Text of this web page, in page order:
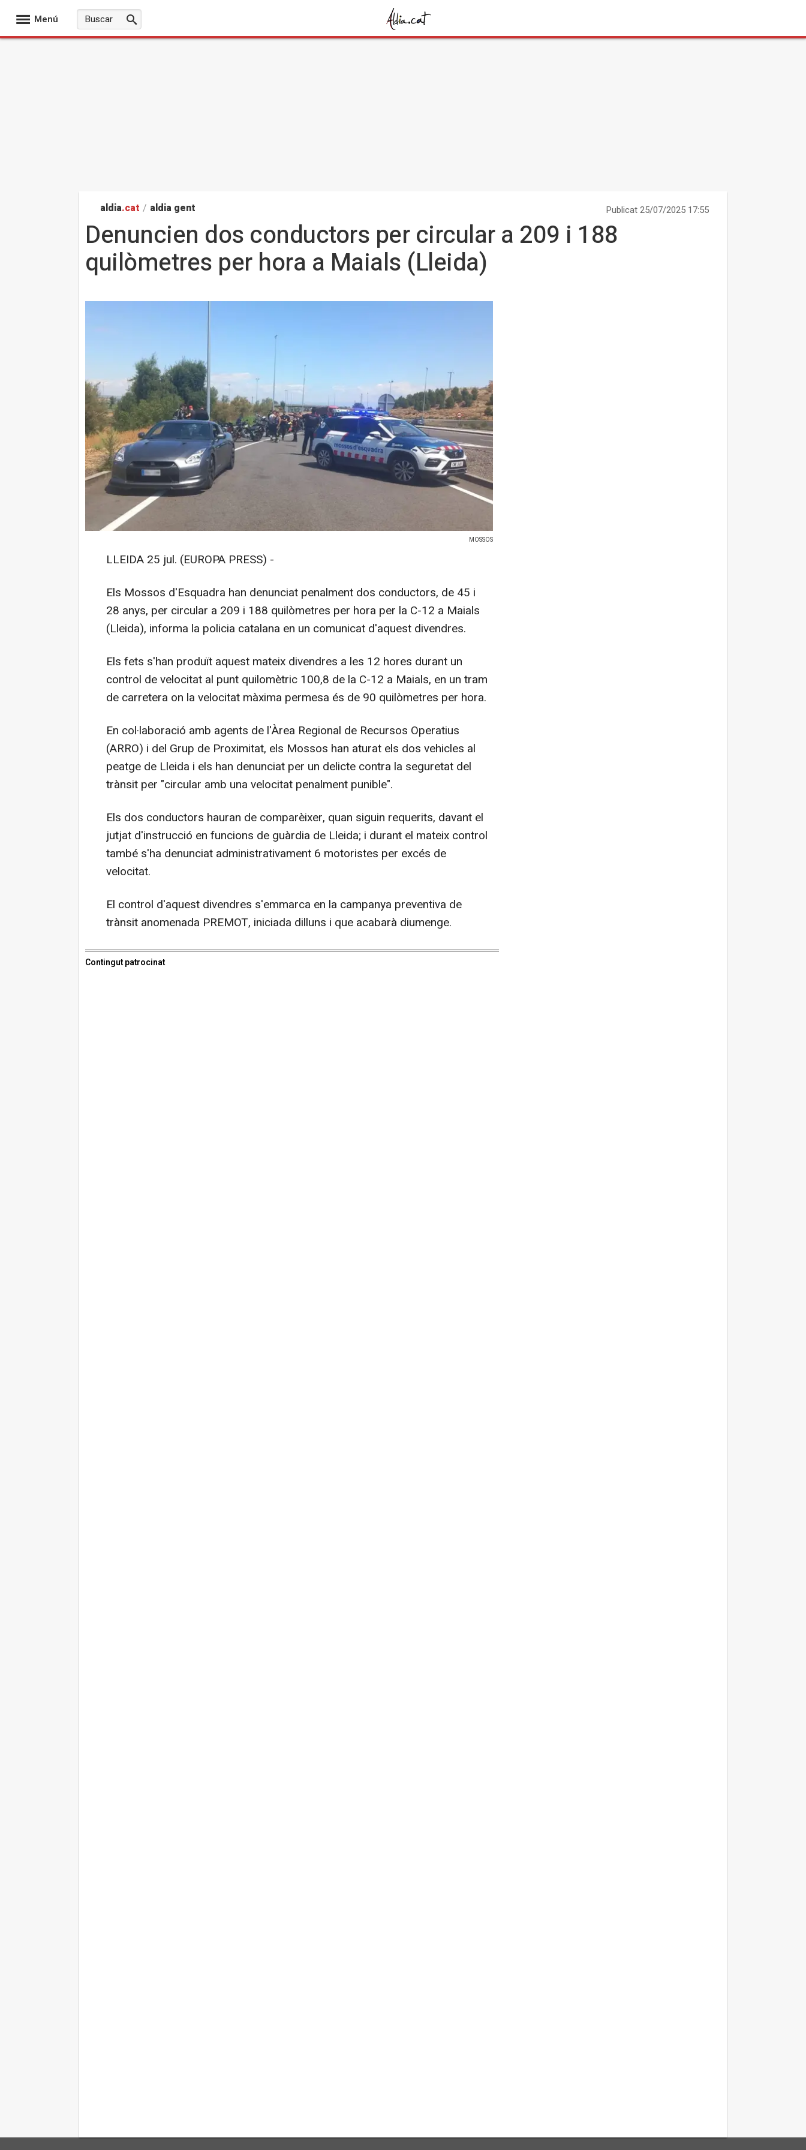
Menú
aldia.cat / aldia gent Publicat 25/07/2025 17:55
Denuncien dos conductors per circular a 209 i 188
quilòmetres per hora a Maials (Lleida)
MOSSOS
LLEIDA 25 jul. (EUROPA PRESS) -
Els Mossos d'Esquadra han denunciat penalment dos conductors, de 45 i
28 anys, per circular a 209 i 188 quilòmetres per hora per la C-12 a Maials
(Lleida), informa la policia catalana en un comunicat d'aquest divendres.
Els fets s'han produït aquest mateix divendres a les 12 hores durant un
control de velocitat al punt quilomètric 100,8 de la C-12 a Maials, en un tram
de carretera on la velocitat màxima permesa és de 90 quilòmetres per hora.
En col·laboració amb agents de l'Àrea Regional de Recursos Operatius
(ARRO) i del Grup de Proximitat, els Mossos han aturat els dos vehicles al
peatge de Lleida i els han denunciat per un delicte contra la seguretat del
trànsit per "circular amb una velocitat penalment punible".
Els dos conductors hauran de comparèixer, quan siguin requerits, davant el
jutjat d'instrucció en funcions de guàrdia de Lleida; i durant el mateix control
també s'ha denunciat administrativament 6 motoristes per excés de
velocitat.
El control d'aquest divendres s'emmarca en la campanya preventiva de
trànsit anomenada PREMOT, iniciada dilluns i que acabarà diumenge.
Contingut patrocinat